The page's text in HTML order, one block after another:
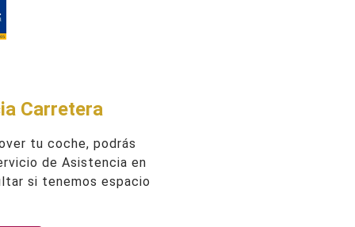
Carretera
tu coche, podrás
de Asistencia en
si tenemos espacio